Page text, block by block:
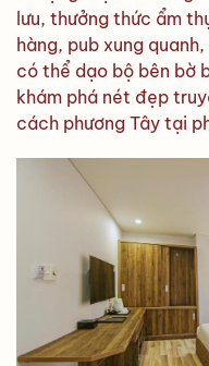
lưu, thưởng thức ẩm
hàng, pub xung
có thể dạo bộ bên bờ
khám phá nét đẹp
cách phương Tây tại